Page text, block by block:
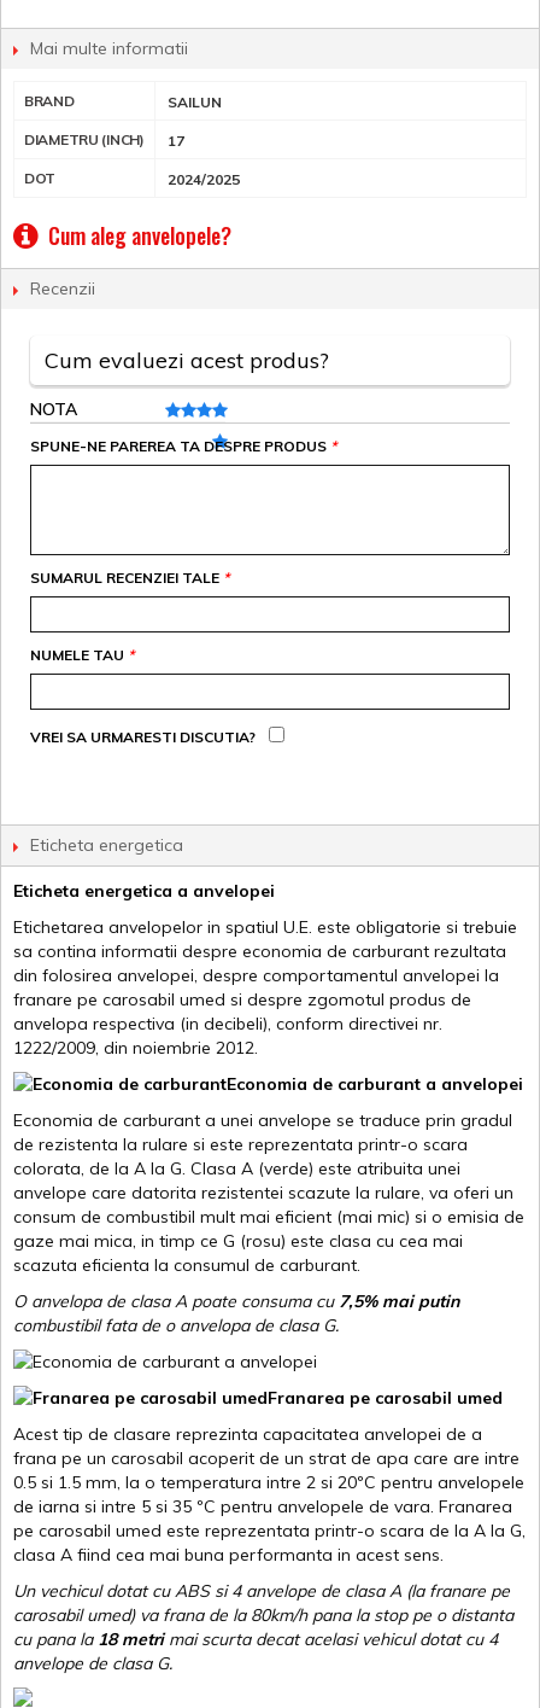
Mai multe informatii
BRAND SAILUN
DIAMETRU (INCH) 17
DOT 2024/2025
Cum aleg anvelopele?
Recenzii
Cum evaluezi acest produs?
NOTA
*
SPUNE-NE PAREREA TA DESPRE PRODUS
*
SUMARUL RECENZIEI TALE
*
NUMELE TAU
VREI SA URMARESTI DISCUTIA?
Eticheta energetica
Eticheta energetica a anvelopei
Etichetarea anvelopelor in spatiul U.E. este obligatorie si trebuie
sa contina informatii despre economia de carburant rezultata
din folosirea anvelopei, despre comportamentul anvelopei la
franare pe carosabil umed si despre zgomotul produs de
anvelopa respectiva (in decibeli), conform directivei nr.
1222/2009, din noiembrie 2012.
Economia de carburant a anvelopei
Economia de carburant a unei anvelope se traduce prin gradul
de rezistenta la rulare si este reprezentata printr-o scara
colorata, de la A la G. Clasa A (verde) este atribuita unei
anvelope care datorita rezistentei scazute la rulare, va oferi un
consum de combustibil mult mai eficient (mai mic) si o emisia de
gaze mai mica, in timp ce G (rosu) este clasa cu cea mai
scazuta eficienta la consumul de carburant.
O anvelopa de clasa A poate consuma cu 7,5% mai putin
combustibil fata de o anvelopa de clasa G.
Franarea pe carosabil umed
Acest tip de clasare reprezinta capacitatea anvelopei de a
frana pe un carosabil acoperit de un strat de apa care are intre
0.5 si 1.5 mm, la o temperatura intre 2 si 20ºC pentru anvelopele
de iarna si intre 5 si 35 ºC pentru anvelopele de vara. Franarea
pe carosabil umed este reprezentata printr-o scara de la A la G,
clasa A fiind cea mai buna performanta in acest sens.
Un vechicul dotat cu ABS si 4 anvelope de clasa A (la franare pe
carosabil umed) va frana de la 80km/h pana la stop pe o distanta
cu pana la 18 metrimai scurta decat acelasi vehicul dotat cu 4
anvelope de clasa G.